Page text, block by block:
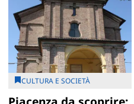
CULTURA E SOCIETÀ